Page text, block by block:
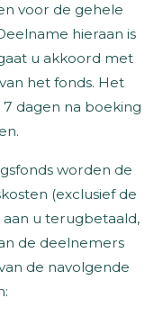
voor de gehele
hieraan is
u akkoord met
het fonds. Het
dagen na boeking
worden de
(exclusief de
u terugbetaald,
de deelnemers
de navolgende